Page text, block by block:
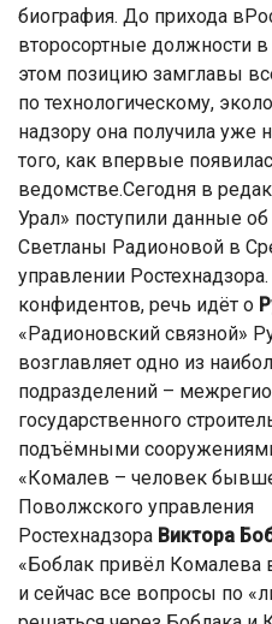
биография. До прихода
второсортные должности
этом позицию замглавы
по технологическому,
надзору она получила уже
того, как впервые
ведомстве.Сегодня в
Урал» поступили данные
Светланы Радионовой в
управлении
конфидентов, речь идёт о
«Радионовский связной»
возглавляет одно из
подразделений –
государственного
подъёмными
«Комалев – человек
Поволжского управления
Ростехнадзора Виктора
«Боблак привёл Комалева
и сейчас все вопросы по